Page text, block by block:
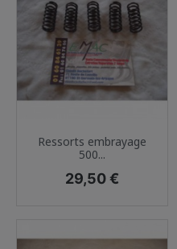
Ressorts embrayage
500...
Prix
29,50 €